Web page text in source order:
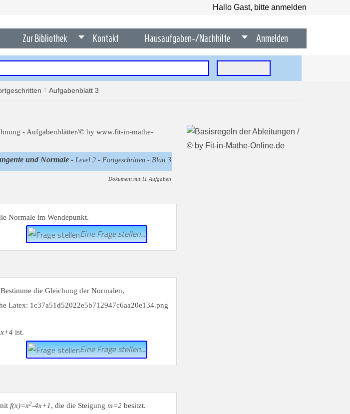
Hallo Gast, bitte anmelden
Zur Bibliothek Kontakt Hausaufgaben-/Nachhilfe Anmelden
Aufgabenblatt 3
und Normale - Level 2 - Fortgeschritten - Blatt 3
Dokument mit 11 Aufgaben
Normale im Wendepunkt.
Eine Frage stellen...
die Gleichung der Normalen,
ist.
Eine Frage stellen...
f(x)=x2-4x+1, die die Steigung m=2 besitzt.